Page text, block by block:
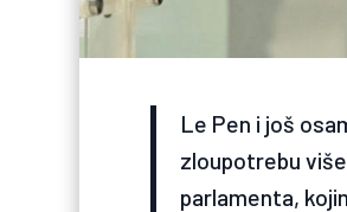
Le Pen i još
zloupotrebu
parlamenta,